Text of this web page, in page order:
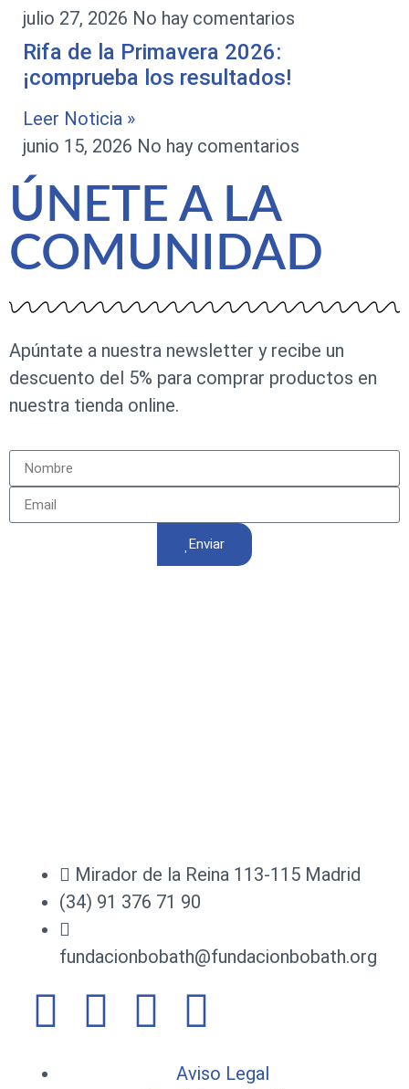
julio 27, 2026 No hay comentarios
Rifa de la Primavera 2026:
¡comprueba los resultados!
Leer Noticia »
junio 15, 2026 No hay comentarios
ÚNETE A LA
COMUNIDAD
Apúntate a nuestra newsletter y recibe un
descuento del 5% para comprar productos en
nuestra tienda online.
Enviar
Mirador de la Reina 113-115 Madrid
(34) 91 376 71 90
fundacionbobath@fundacionbobath.org
Aviso Legal